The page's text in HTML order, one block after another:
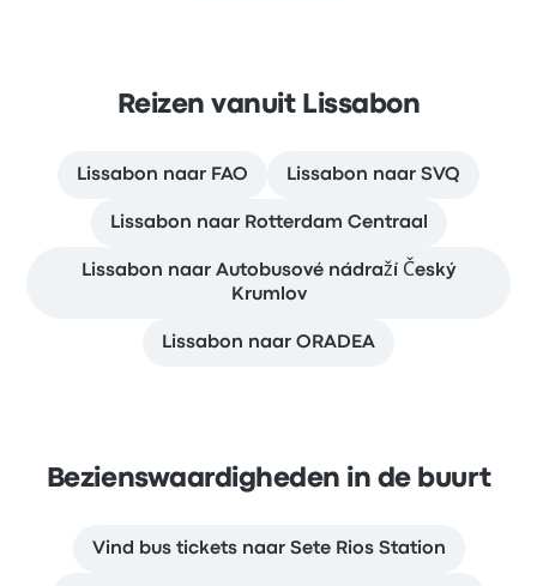
Reizen vanuit Lissabon
Lissabon naar FAO Lissabon naar SVQ
Lissabon naar Rotterdam Centraal
Lissabon naar Autobusové nádraží Český
Krumlov
Lissabon naar ORADEA
Bezienswaardigheden in de buurt
Vind bus tickets naar Sete Rios Station